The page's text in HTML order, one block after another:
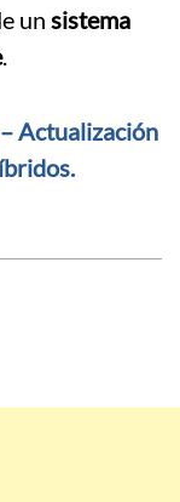
un sistema
.
Actualización